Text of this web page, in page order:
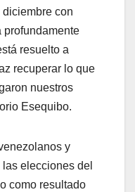
con
profundamente
resuelto a
recuperar lo que
nuestros
Esequibo.
y
elecciones del
como resultado